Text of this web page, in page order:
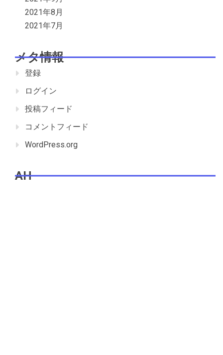
2021年8月
2021年7月
メタ情報
登録
ログイン
投稿フィード
コメントフィード
WordPress.org
AH